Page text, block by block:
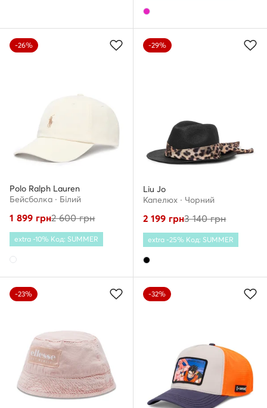
-26%
Polo Ralph Lauren
Бейсболка · Білий
1 899 грн2 600грн
extra -10% Код: SUMMER
-29%
Liu Jo
Капелюх · Чорний
2 199 грн3 140грн
extra -25% Код: SUMMER
-23% -32%